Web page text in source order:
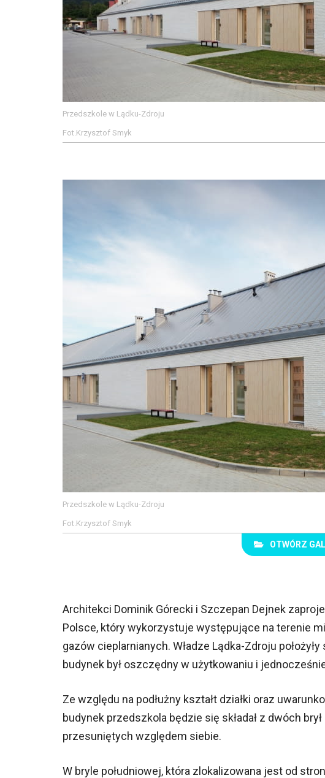
Przedszkole w Lądku-Zdroju
Fot.Krzysztof Smyk
Przedszkole w Lądku-Zdroju
Fot.Krzysztof Smyk
OTWÓRZ
Architekci Dominik Górecki i Szczepan Dejnek
Polsce, który wykorzystuje występujące na terenie
gazów cieplarnianych. Władze Lądka-Zdroju
budynek był oszczędny w użytkowaniu i
Ze względu na podłużny kształt działki oraz
budynek przedszkola będzie się składał z dwóch
przesuniętych względem siebie.
W bryle południowej, która zlokalizowana jest od